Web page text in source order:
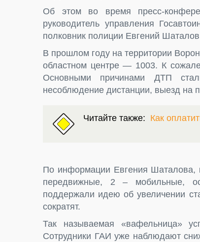
Об этом во время пресс-
руководитель управления
полковник полиции Евгений
В прошлом году на территории
областном центре — 1003. К
Основными причинами ДТП
несоблюдение дистанции, выезд на
Читайте также: Как
По информации Евгения Шаталова,
передвижные, 2 – мобильные,
поддержали идею об увеличении
сократят.
Так называемая «вафельница»
Сотрудники ГАИ уже наблюдают